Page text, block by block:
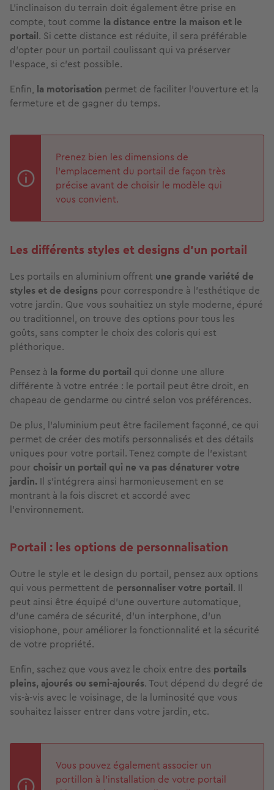
L’inclinaison du terrain doit également être prise en
compte, tout comme la distance entre la maison et le
portail. Si cette distance est réduite, il sera préférable
d’opter pour un portail coulissant qui va préserver
l’espace, si c’est possible.
Enfin, la motorisation permet de faciliter l’ouverture et la
fermeture et de gagner du temps.
Prenez bien les dimensions de
l’emplacement du portail de façon très
précise avant de choisir le modèle qui
vous convient.
Les différents styles et designs d’un portail
Les portails en aluminium offrent une grande variété de
styles et de designs pour correspondre à l’esthétique de
votre jardin. Que vous souhaitiez un style moderne, épuré
ou traditionnel, on trouve des options pour tous les
goûts, sans compter le choix des coloris qui est
pléthorique.
Pensez à la forme du portail qui donne une allure
différente à votre entrée : le portail peut être droit, en
chapeau de gendarme ou cintré selon vos préférences.
De plus, l’aluminium peut être facilement façonné, ce qui
permet de créer des motifs personnalisés et des détails
uniques pour votre portail. Tenez compte de l’existant
pour choisir un portail qui ne va pas dénaturer votre
jardin. Il s’intégrera ainsi harmonieusement en se
montrant à la fois discret et accordé avec
l’environnement.
Portail : les options de personnalisation
Outre le style et le design du portail, pensez aux options
qui vous permettent de personnaliser votre portail. Il
peut ainsi être équipé d’une ouverture automatique,
d’une caméra de sécurité, d’un interphone, d'un
visiophone, pour améliorer la fonctionnalité et la sécurité
de votre propriété.
Enfin, sachez que vous avez le choix entre des portails
pleins, ajourés ou semi-ajourés. Tout dépend du degré de
vis-à-vis avec le voisinage, de la luminosité que vous
souhaitez laisser entrer dans votre jardin, etc.
Vous pouvez également associer un
portillon à l’installation de votre portail